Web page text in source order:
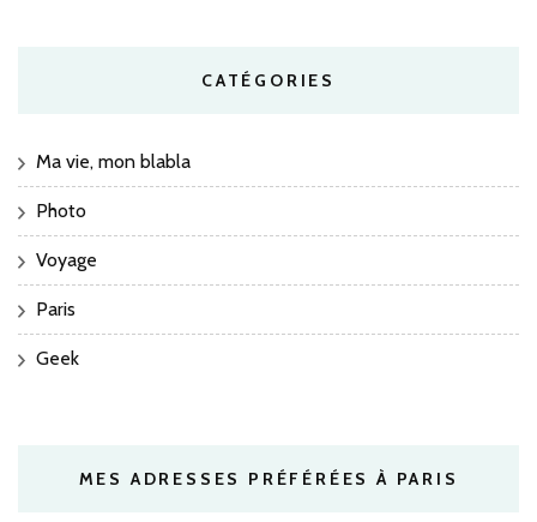
CATÉGORIES
Ma vie, mon blabla
Photo
Voyage
Paris
Geek
MES ADRESSES PRÉFÉRÉES À PARIS